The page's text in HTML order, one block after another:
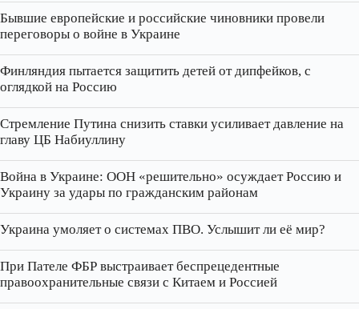
Бывшие европейские и российские чиновники провели
переговоры о войне в Украине
Финляндия пытается защитить детей от дипфейков, с
оглядкой на Россию
Стремление Путина снизить ставки усиливает давление на
главу ЦБ Набиуллину
Война в Украине: ООН «решительно» осуждает Россию и
Украину за удары по гражданским районам
Украина умоляет о системах ПВО. Услышит ли её мир?
При Пателе ФБР выстраивает беспрецедентные
правоохранительные связи с Китаем и Россией